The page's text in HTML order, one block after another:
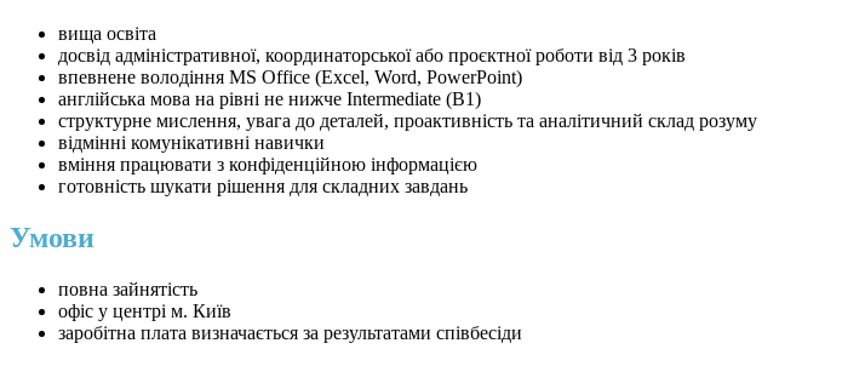
вища освіта
досвід адміністративної, координаторської або проєктної роботи від 3 років
впевнене володіння MS Office (Excel, Word, PowerPoint)
англійська мова на рівні не нижче Intermediate (B1)
структурне мислення, увага до деталей, проактивність та аналітичний склад розуму
відмінні комунікативні навички
вміння працювати з конфіденційною інформацією
готовність шукати рішення для складних завдань
Умови
повна зайнятість
офіс у центрі м. Київ
заробітна плата визначається за результатами співбесіди